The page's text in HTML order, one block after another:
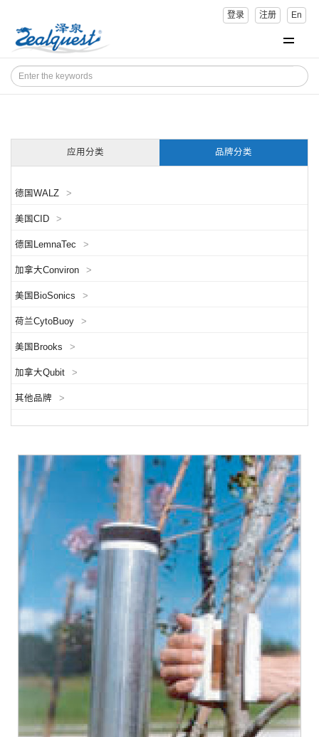
登录 注册 En
应用分类 品牌分类
德国WALZ >
美国CID >
德国LemnaTec >
加拿大Conviron >
美国BioSonics >
荷兰CytoBuoy >
美国Brooks >
加拿大Qubit >
其他品牌 >